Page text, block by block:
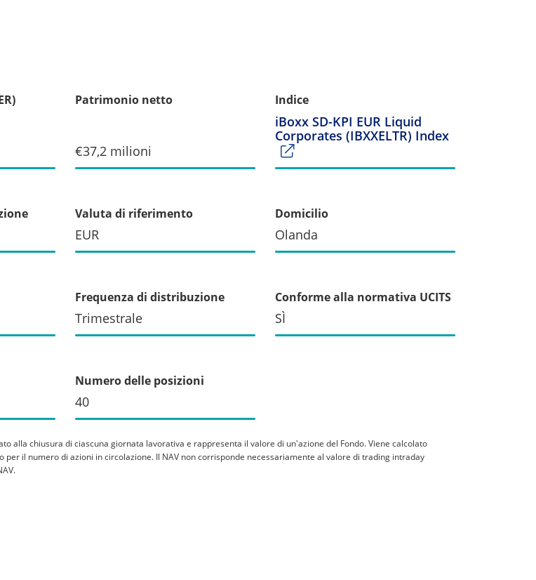
Patrimonio netto
€37,2 milioni
Indice
iBoxx SD-KPI EUR Liquid
Corporates (IBXXELTR) Index
Valuta di riferimento
EUR
Domicilio
Olanda
Frequenza di distribuzione
Trimestrale
Conforme alla normativa UCITS
SÌ
Numero delle posizioni
40
alla chiusura di ciascuna giornata lavorativa e rappresenta il valore di un'azione del Fondo. Viene calcolato
il numero di azioni in circolazione. Il NAV non corrisponde necessariamente al valore di trading intraday